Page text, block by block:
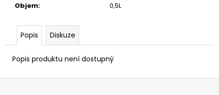
Objem: 0,5L
Popis Diskuze
Popis produktu není dostupný
Z